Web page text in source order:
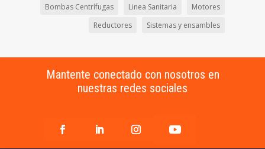
Bombas Centrífugas
Linea Sanitaria
Motores
Reductores
Sistemas y ensambles
Mantente conectado con nosotros en
nuestras redes sociales